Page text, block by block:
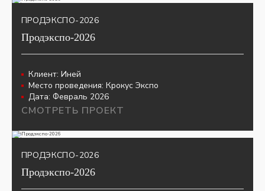
ПРОДЭКСПО-2026
Продэкспо-2026
Клиент: Иней
Место проведения: Крокус Экспо
Дата: Февраль 2026
СМОТРЕТЬ ПРОЕКТ
ПРОДЭКСПО-2026
Продэкспо-2026